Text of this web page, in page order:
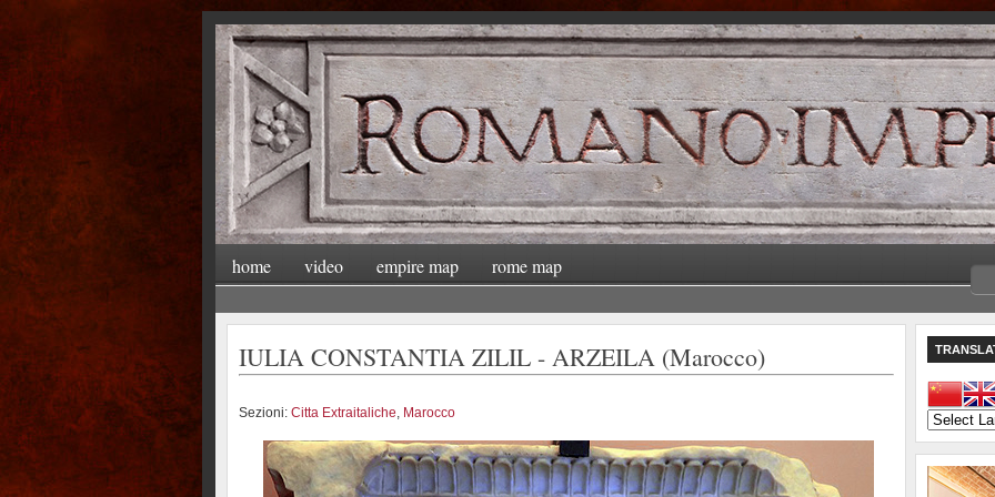
home video empire map rome map
IULIA CONSTANTIA ZILIL - ARZEILA (Marocco)
Sezioni: Citta Extraitaliche, Marocco